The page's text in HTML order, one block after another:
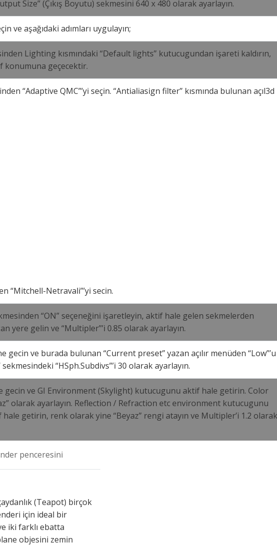
Size” (Çıkış Boyutu) sekmesini 640 x 480 olarak ayarlayın.
ve aşağıdaki adımları uygulayın;
Lighting kısmındaki “Default lights” kutucugundan işareti kaldırın,
konumuna geçecektir.
“Adaptive QMC”’yi seçin. “Antialiasign filter” kısmında bulunan açıl3d
“Mitchell-Netravali”’yi secin.
“ON” seçeneğini işaretleyin, aktif hale gelen sekmelerden
yere gelin ve “Multipler”’i 0.85 olarak ayarlayın.
gecin ve burada bulunan “Current preset” yazan açılır menüden “Low”’u
“HSph.Subdivs”’i 30 olarak ayarlayın.
gecin ve GI Environment (Skylight) kutucugunu aktif hale getirin. Color
olarak ayarlayın. Reflection / Refraction etc environment kutucugunu
getirin, renk olarak yine “Beyaz” rengi atayın ve Multipler’i 1.2 olarak
penceresini
(Teapot) birçok
için ideal bir
iki farklı ebatta
objesini zemin